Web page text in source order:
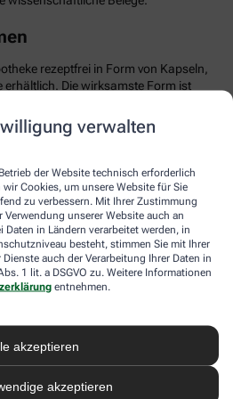
verwalten
der Website technisch erforderlich
Cookies, um unsere Website für Sie
zu verbessern. Mit Ihrer Zustimmung
unserer Website auch an
Daten in Ländern verarbeitet werden, in
besteht, stimmen Sie mit Ihrer
auch der Verarbeitung Ihrer Daten in
1 lit. a DSGVO zu. Weitere Informationen
entnehmen.
akzeptieren
akzeptieren
rezeptfrei in Form von Kapseln,
erhältlich. Die wirksamste Form ist
Geduld haben und das Präparat
einnehmen, bis sich
sollten Sie die Anwendung ärztlich
Einnahme von
Rezeptoren wirken,
Erkrankungen. Ebenso sollte
oder Stillzeit
u.a. die Milchproduktion stören